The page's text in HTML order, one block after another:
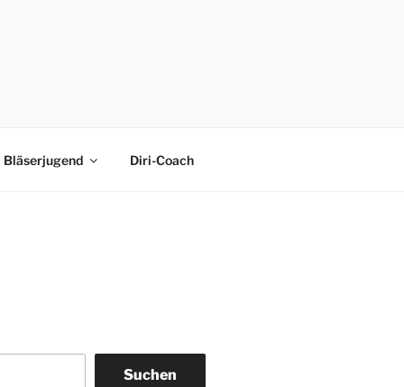
Bläserjugend Diri-Coach
Suchen